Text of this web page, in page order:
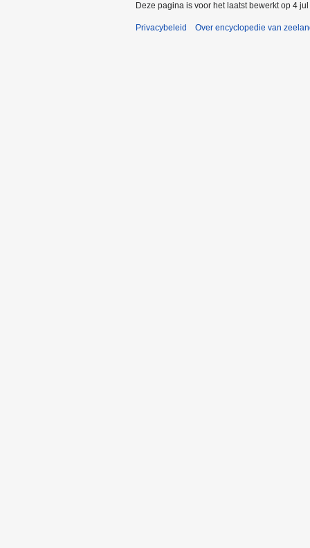
Deze pagina is voor het laatst bewerkt op 4
Privacybeleid Over encyclopedie van